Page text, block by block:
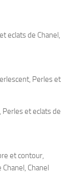
eclats de Chanel,
Perles et
et eclats de
et contour,
Chanel